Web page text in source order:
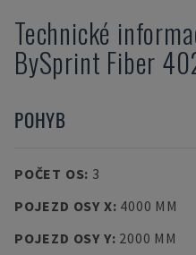
Technické
BySprint Fiber
POHYB
POČET OS: 3
POJEZD OSY X: 4000 MM
POJEZD OSY Y: 2000 MM